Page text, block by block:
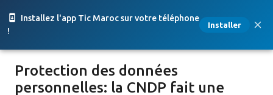
Installez l'app Tic Maroc sur votre téléphone
!
Installer
Accéder au contenu principal
Protection des données
personnelles: la CNDP fait une